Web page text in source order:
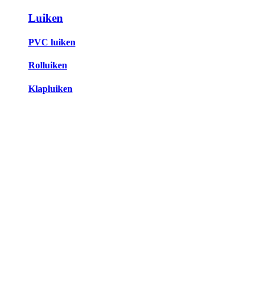
Luiken
PVC luiken
Rolluiken
Klapluiken